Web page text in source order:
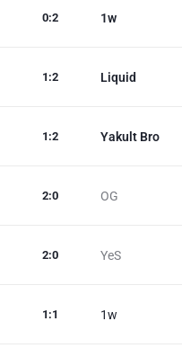
1w
0:2
Liquid
1 :2
Yakult Bro
1 :2
OG
2:0
YeS
2:0
1w
1 :1